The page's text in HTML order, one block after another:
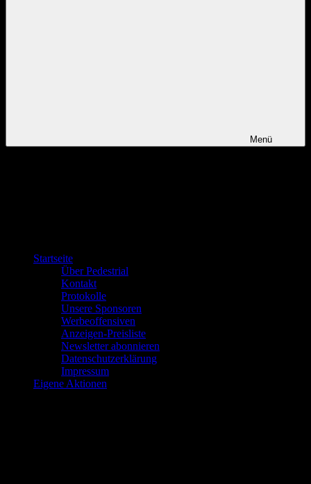
Menü
Startseite
Über Pedestrial
Kontakt
Protokolle
Unsere Sponsoren
Werbeoffensiven
Anzeigen-Preisliste
Newsletter abonnieren
Datenschutzerklärung
Impressum
Eigene Aktionen